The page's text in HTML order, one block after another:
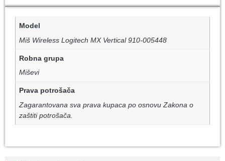
Model
Miš Wireless Logitech MX Vertical 910-005448
Robna grupa
Miševi
Prava potrošača
Zagarantovana sva prava kupaca po osnovu Zakona o
zaštiti potrošača.